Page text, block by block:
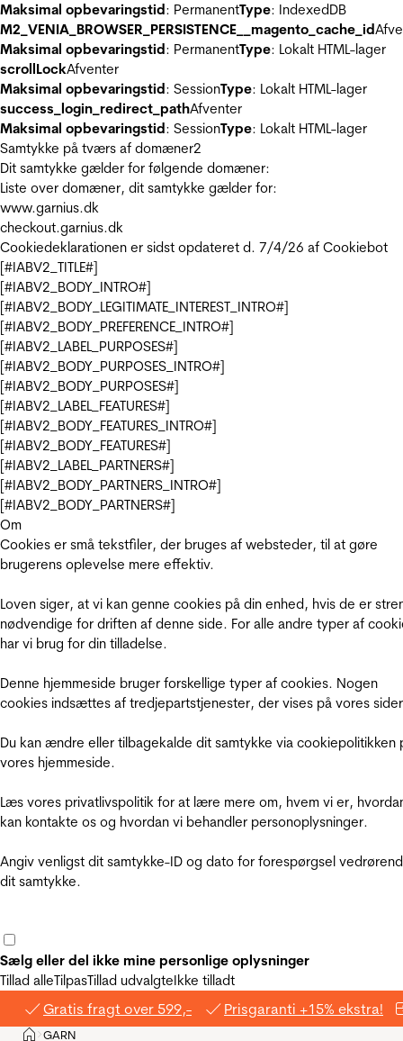
Maksimal opbevaringstid: PermanentType: IndexedDB
M2_VENIA_BROWSER_PERSISTENCE__magento_cache_id
Maksimal opbevaringstid: PermanentType: Lokalt HTML-lager
scrollLockAfventer
Maksimal opbevaringstid: SessionType: Lokalt HTML-lager
success_login_redirect_pathAfventer
Maksimal opbevaringstid: SessionType: Lokalt HTML-lager
Samtykke på tværs af domæner2
Dit samtykke gælder for følgende domæner:
Liste over domæner, dit samtykke gælder for:
www.garnius.dk
checkout.garnius.dk
Cookiedeklarationen er sidst opdateret d. 7/4/26 af Cookiebot
[#IABV2_TITLE#]
[#IABV2_BODY_INTRO#]
[#IABV2_BODY_LEGITIMATE_INTEREST_INTRO#]
[#IABV2_BODY_PREFERENCE_INTRO#]
[#IABV2_LABEL_PURPOSES#]
[#IABV2_BODY_PURPOSES_INTRO#]
[#IABV2_BODY_PURPOSES#]
[#IABV2_LABEL_FEATURES#]
[#IABV2_BODY_FEATURES_INTRO#]
[#IABV2_BODY_FEATURES#]
[#IABV2_LABEL_PARTNERS#]
[#IABV2_BODY_PARTNERS_INTRO#]
[#IABV2_BODY_PARTNERS#]
Om
Cookies er små tekstfiler, der bruges af websteder, til at gøre
brugerens oplevelse mere effektiv.
Loven siger, at vi kan genne cookies på din enhed, hvis de er
nødvendige for driften af denne side. For alle andre typer af
har vi brug for din tilladelse.
Denne hjemmeside bruger forskellige typer af cookies. Nogen
cookies indsættes af tredjepartstjenester, der vises på vores
Du kan ændre eller tilbagekalde dit samtykke via cookiepolitikken
vores hjemmeside.
Læs vores privatlivspolitik for at lære mere om, hvem vi er,
kan kontakte os og hvordan vi behandler personoplysninger.
Angiv venligst dit samtykke-ID og dato for forespørgsel
dit samtykke.
Sælg eller del ikke mine personlige oplysninger
Tillad alleTilpasTillad udvalgteIkke tilladt
Gratis fragt over 599,- Prisgaranti +15% ekstra!
Hjem
>GARN